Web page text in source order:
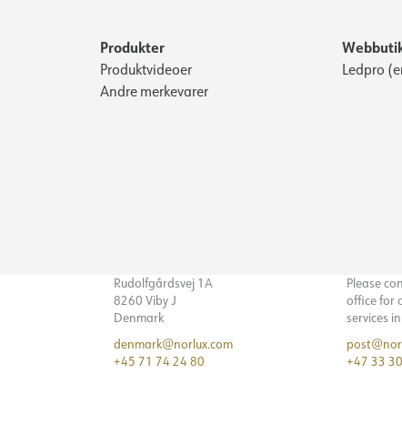
Produkter
Produktvideoer
Andre merkevarer
Ledpro
Rudolfgårdsvej 1A
8260 Viby J
Denmark
denmark@norlux.com
+45 71 74 24 80
Please
office for
services
+47 33